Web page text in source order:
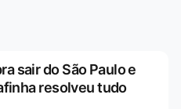
sair do São Paulo e
resolveu tudo